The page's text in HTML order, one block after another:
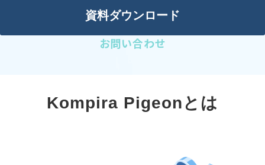
お役立ちコラム
資料ダウンロード
お問い合わせ
Kompira Pigeonとは